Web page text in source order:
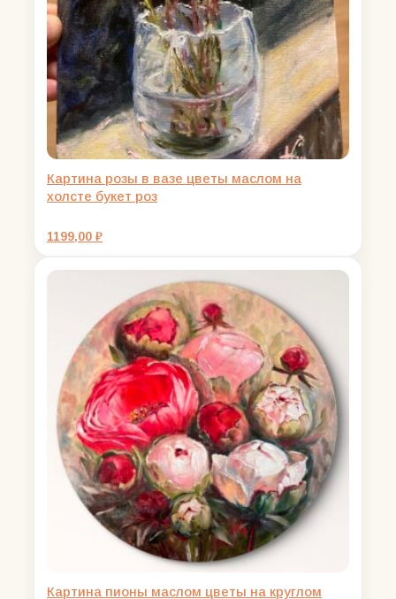
Картина розы в вазе цветы маслом на
холсте букет роз
1199,00 ₽
Картина пионы маслом цветы на круглом